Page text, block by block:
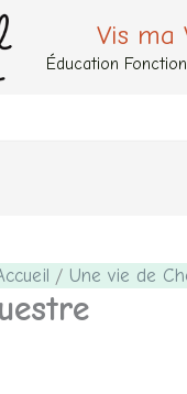
Vis ma
Éducation
Une vie de